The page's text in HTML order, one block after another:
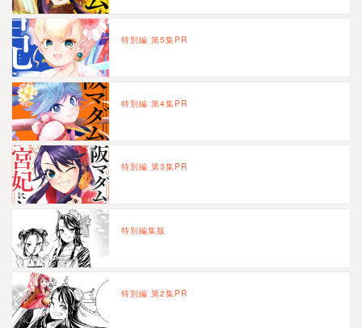
特別編 第5集PR
特別編 第4集PR
特別編 第3集PR
特別編集版
特別編 第2集PR